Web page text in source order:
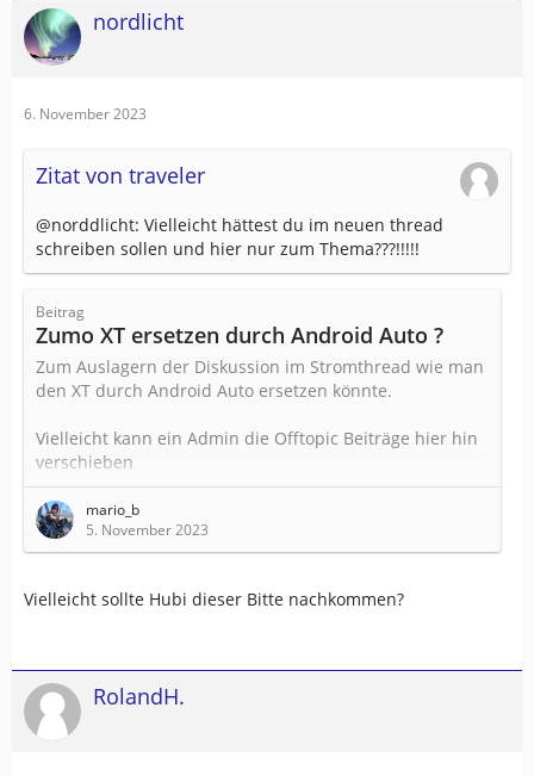
nordlicht
6. November 2023
Zitat von traveler
@norddlicht: Vielleicht hättest du im neuen thread
schreiben sollen und hier nur zum Thema???!!!!!
Beitrag
Zumo XT ersetzen durch Android Auto ?
Zum Auslagern der Diskussion im Stromthread wie man
den XT durch Android Auto ersetzen könnte.
Vielleicht kann ein Admin die Offtopic Beiträge hier hin
verschieben
mario_b
5. November 2023
Vielleicht sollte Hubi dieser Bitte nachkommen?
RolandH.